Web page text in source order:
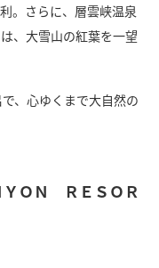
。さらに、層雲峡温泉
、大雪山の紅葉を一望
、心ゆくまで大自然の
ＯＮ ＲＥＳＯＲ